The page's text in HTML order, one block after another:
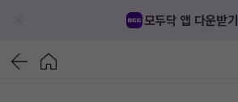
모두닥 앱 다운받기